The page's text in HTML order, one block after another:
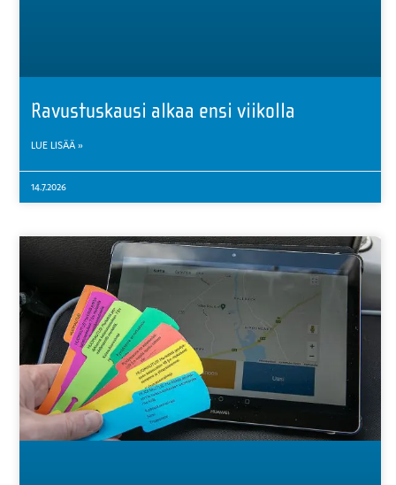
Ravustuskausi alkaa ensi viikolla
LUE LISÄÄ »
14.7.2026